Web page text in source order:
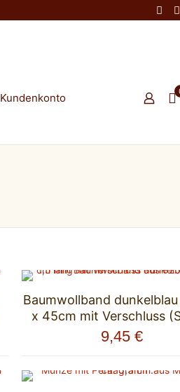
Kundenkonto
Baumwollband dunkelblau
x 45cm mit Verschluss
9,45 €